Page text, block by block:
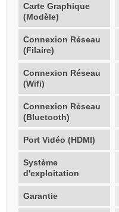
Carte Graphique
(Modèle)
Connexion Réseau
(Filaire)
Connexion Réseau
(Wifi)
Connexion Réseau
(Bluetooth)
Port Vidéo (HDMI)
Système
d'exploitation
Garantie